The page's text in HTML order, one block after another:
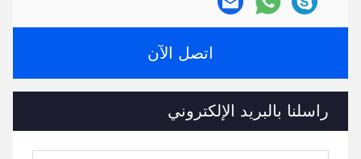
اتصل الآن
راسلنا بالبريد الإلكتروني